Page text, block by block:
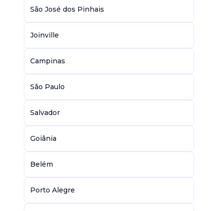
São José dos Pinhais
Joinville
Campinas
São Paulo
Salvador
Goiânia
Belém
Porto Alegre